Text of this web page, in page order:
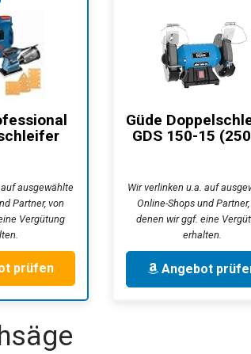
ausgewählte
Partner, von
Vergütung
prüfen
Güde
GDS 150-15
Wir verlinken u.a. auf
Online-Shops und Partner,
denen wir ggf. eine
erhalten.
Angebot